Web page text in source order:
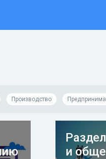
Производство
и